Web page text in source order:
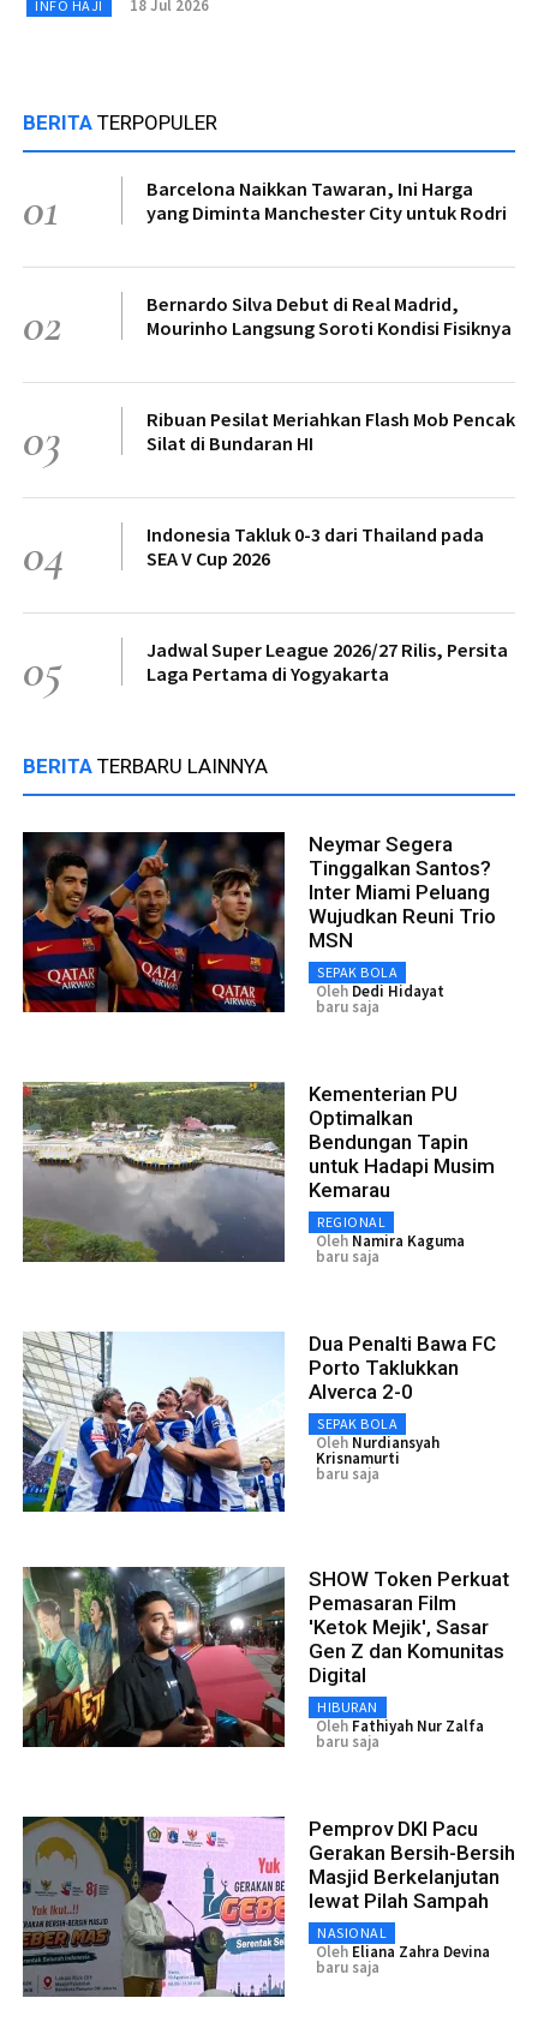
INFO HAJI 18 Jul 2026
BERITA TERPOPULER
01
Barcelona Naikkan Tawaran, Ini Harga
yang Diminta Manchester City untuk Rodri
02
Bernardo Silva Debut di Real Madrid,
Mourinho Langsung Soroti Kondisi Fisiknya
03
Ribuan Pesilat Meriahkan Flash Mob Pencak
Silat di Bundaran HI
04
Indonesia Takluk 0-3 dari Thailand pada
SEA V Cup 2026
05
Jadwal Super League 2026/27 Rilis, Persita
Laga Pertama di Yogyakarta
BERITA TERBARU LAINNYA
Neymar Segera
Tinggalkan Santos?
Inter Miami Peluang
Wujudkan Reuni Trio
MSN
SEPAK BOLA
Oleh Dedi Hidayat
baru saja
Kementerian PU
Optimalkan
Bendungan Tapin
untuk Hadapi Musim
Kemarau
REGIONAL
Oleh Namira Kaguma
baru saja
Dua Penalti Bawa FC
Porto Taklukkan
Alverca 2-0
SEPAK BOLA
Oleh Nurdiansyah
Krisnamurti
baru saja
SHOW Token Perkuat
Pemasaran Film
'Ketok Mejik', Sasar
Gen Z dan Komunitas
Digital
HIBURAN
Oleh Fathiyah Nur Zalfa
baru saja
Pemprov DKI Pacu
Gerakan Bersih-Bersih
Masjid Berkelanjutan
lewat Pilah Sampah
NASIONAL
Oleh Eliana Zahra Devina
baru saja